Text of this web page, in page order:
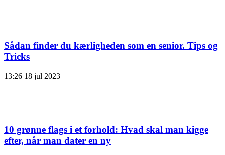
Sådan finder du kærligheden som en senior. Tips og
Tricks
13:26 18 jul 2023
10 grønne flags i et forhold: Hvad skal man kigge
efter, når man dater en ny